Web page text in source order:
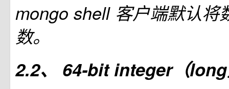
mongo shell 客户端默认将
数。
2.2、 64-bit integer（